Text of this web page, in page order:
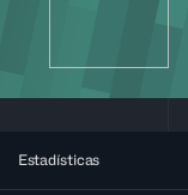
Estadísticas